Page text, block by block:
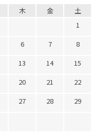
木 金
土
1
6 7
8
13 14
15
20 21
22
27 28
29